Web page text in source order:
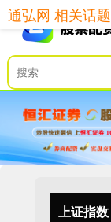
上证指数
通弘网 相关话题